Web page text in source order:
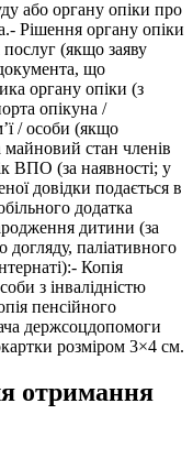
або органу опіки про
Рішення органу опіки
(якщо заяву
що
органу опіки (з
опікуна /
/ особи (якщо
стан членів
ВПО (за наявності; у
довідки подається в
додатка
дитини (за
догляду, паліативного
Копія
з інвалідністю
пенсійного
держсоцдопомоги
розміром 3×4 см.
отримання